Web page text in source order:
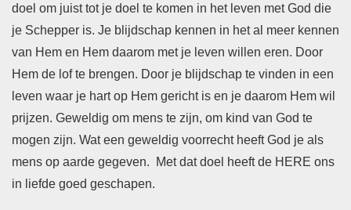
doel om juist tot je doel te komen in het leven met God die
je Schepper is. Je blijdschap kennen in het al meer kennen
van Hem en Hem daarom met je leven willen eren. Door
Hem de lof te brengen. Door je blijdschap te vinden in een
leven waar je hart op Hem gericht is en je daarom Hem wil
prijzen. Geweldig om mens te zijn, om kind van God te
mogen zijn. Wat een geweldig voorrecht heeft God je als
mens op aarde gegeven. Met dat doel heeft de HERE ons
in liefde goed geschapen.